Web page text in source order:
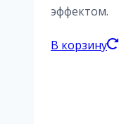
эффектом.
В корзину